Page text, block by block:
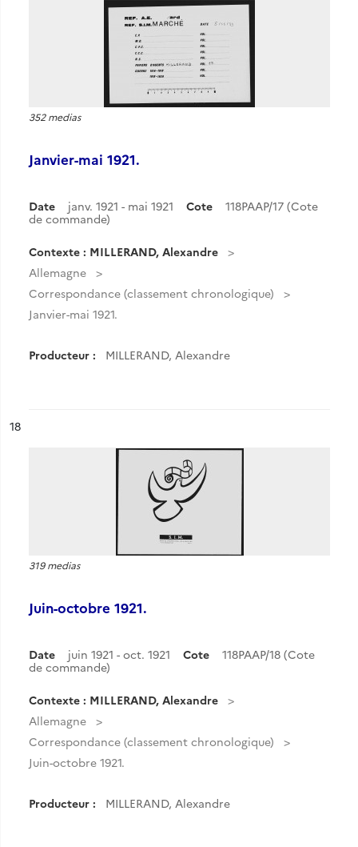
352 medias
Janvier-mai 1921.
Date janv. 1921 - mai 1921 Cote
118PAAP/17 (Cote
de commande)
Contexte : MILLERAND, Alexandre
Allemagne
Correspondance (classement chronologique)
Janvier-mai 1921.
Producteur : MILLERAND, Alexandre
n°
18
319 medias
Juin-octobre 1921.
Date juin 1921 - oct. 1921 Cote
118PAAP/18 (Cote
de commande)
Contexte : MILLERAND, Alexandre
Allemagne
Correspondance (classement chronologique)
Juin-octobre 1921.
Producteur : MILLERAND, Alexandre